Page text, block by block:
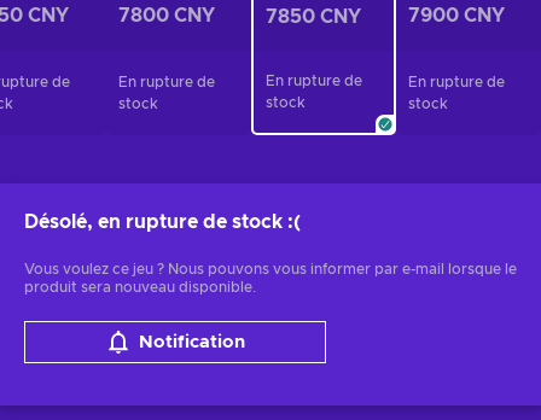
Désolé, en rupture de stock :(
Vous voulez ce jeu ? Nous pouvons vous informer par e-mail lorsque le
produit sera nouveau disponible.
Notification
CNY
de
7800 CNY
En rupture de
stock
7850 CNY
En rupture de
stock
7900 CNY
En rupture de
stock